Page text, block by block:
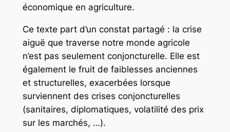
économique en agriculture.
Ce texte part d’un constat partagé : la crise
aiguë que traverse notre monde agricole
n’est pas seulement conjoncturelle. Elle est
également le fruit de faiblesses anciennes
et structurelles, exacerbées lorsque
surviennent des crises conjoncturelles
(sanitaires, diplomatiques, volatilité des prix
sur les marchés, …).